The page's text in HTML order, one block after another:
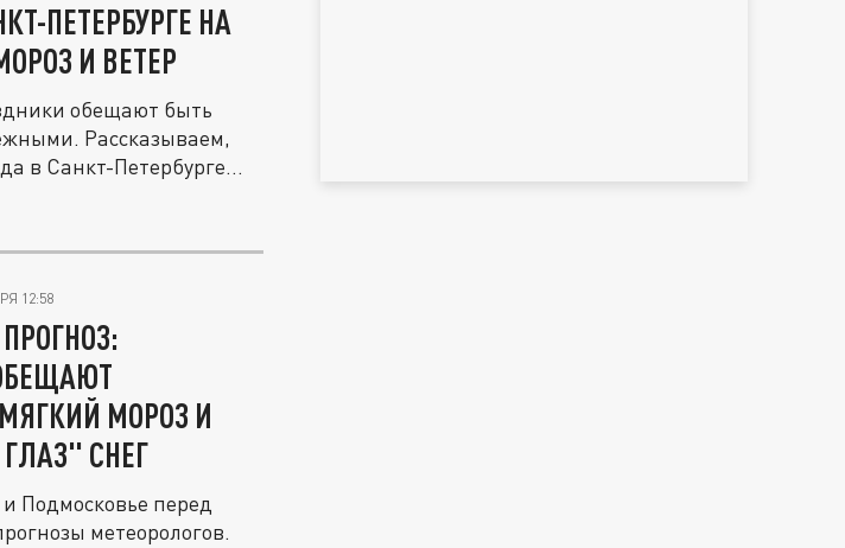
ПЕТЕРБУРГЕ НА
И ВЕТЕР
быть
Рассказываем,
в Санкт-Петербурге...
12:58
МОРОЗ И
СНЕГ
Подмосковье перед
метеорологов.